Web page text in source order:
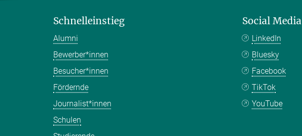
Schnelleinstieg
Alumni
Bewerber*innen
Besucher*innen
Fördernde
Journalist*innen
Schulen
Social Media
LinkedIn
Bluesky
Facebook
TikTok
YouTube